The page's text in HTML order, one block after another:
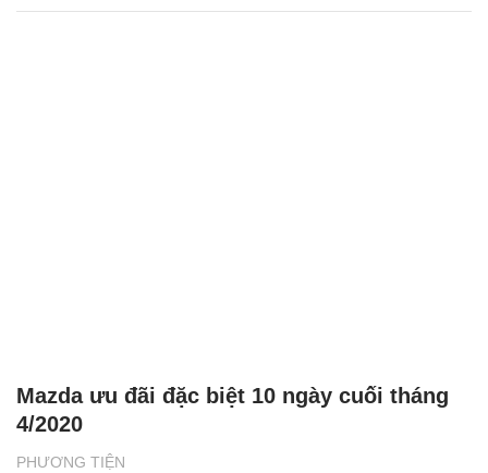
PHƯƠNG TIỆN
Mazda ưu đãi đặc biệt 10 ngày cuối tháng
4/2020